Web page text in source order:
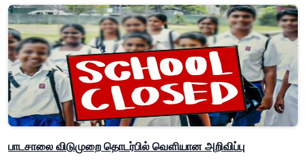
பாடசாலை விடுமுறை தொடர்பில் வௌியான அறிவிப்பு